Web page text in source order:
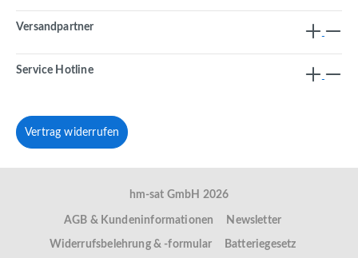
Versandpartner
Service Hotline
Vertrag widerrufen
hm-sat GmbH 2026
AGB & Kundeninformationen Newsletter
Widerrufsbelehrung & -formular Batteriegesetz